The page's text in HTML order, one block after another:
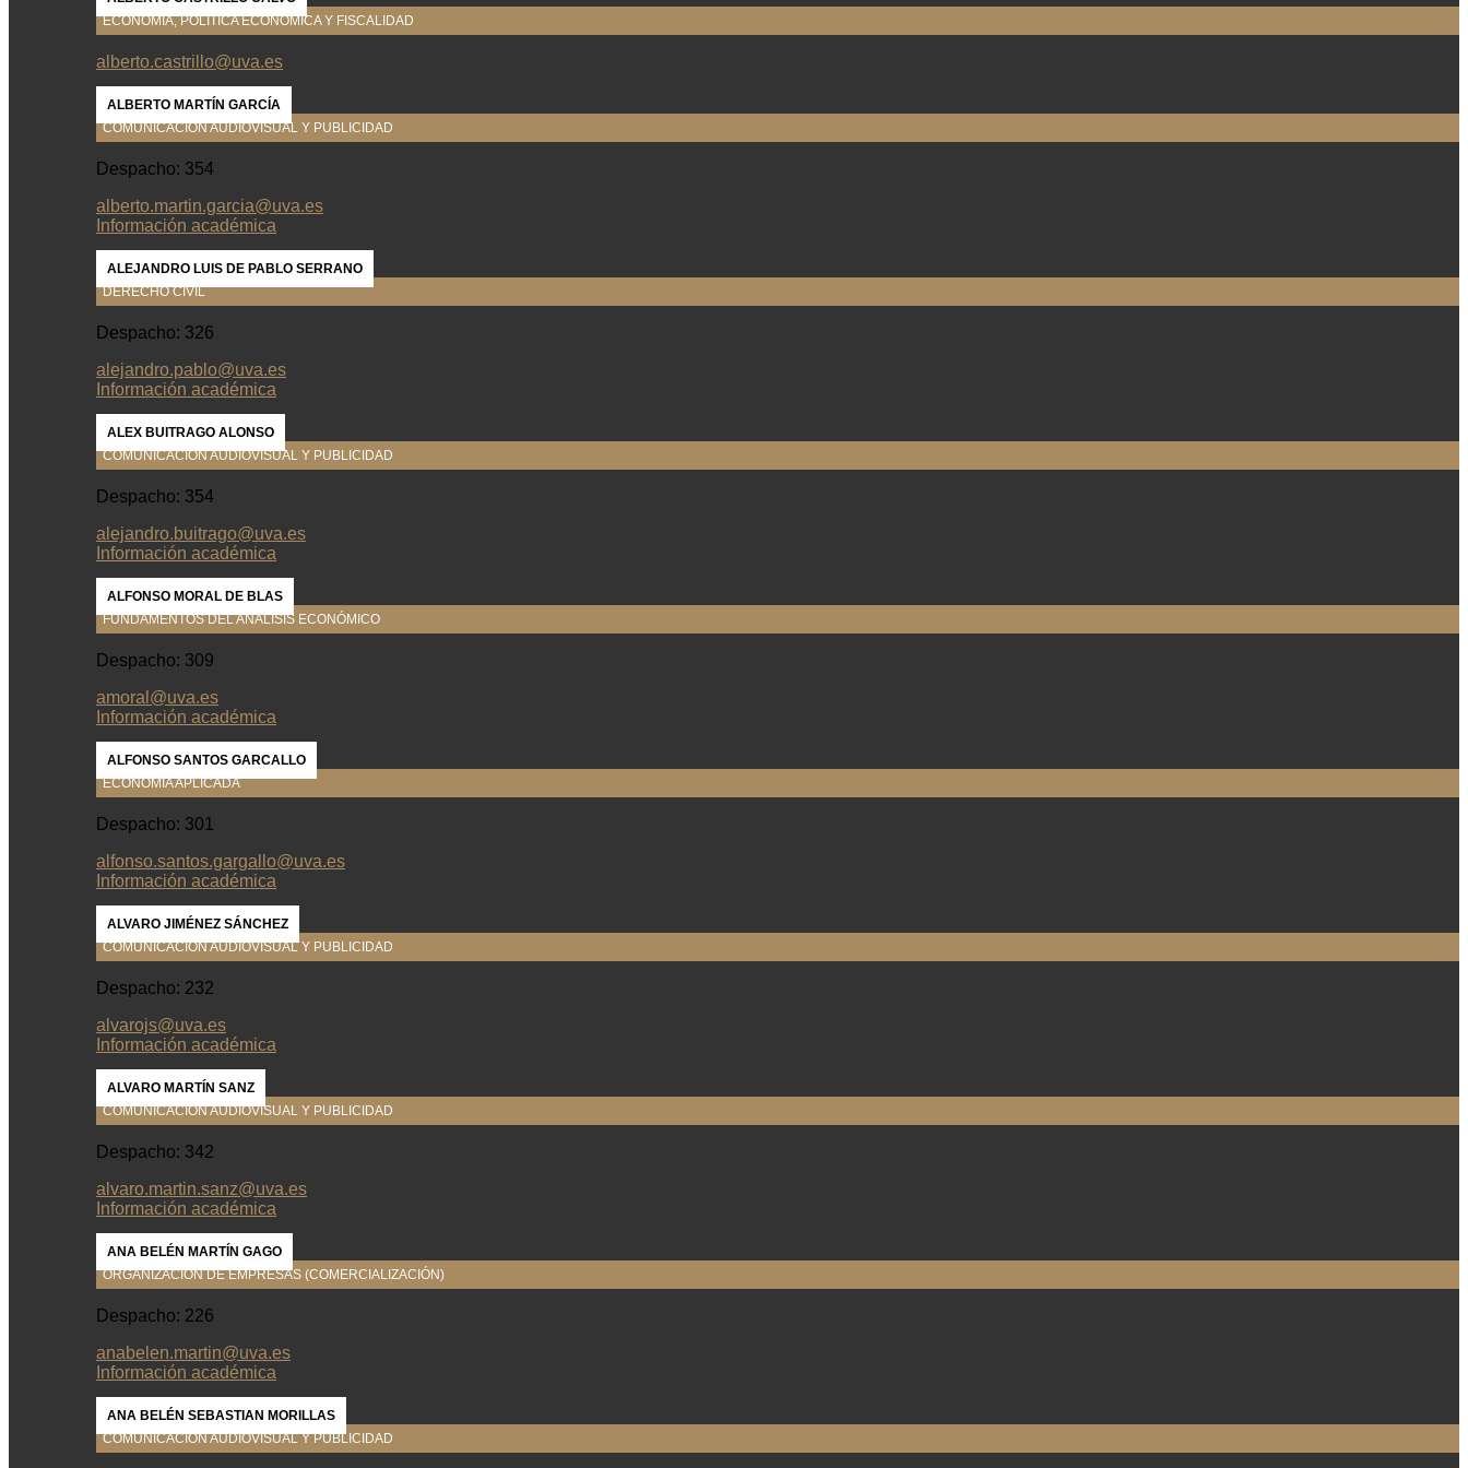
ECONOMÍA, POLÍTICA ECONÓMICA Y FISCALIDAD
alberto.castrillo@uva.es
ALBERTO MARTÍN GARCÍA
COMUNICACIÓN AUDIOVISUAL Y PUBLICIDAD
Despacho: 354
alberto.martin.garcia@uva.es
Información académica
ALEJANDRO LUIS DE PABLO SERRANO
DERECHO CIVIL
Despacho: 326
alejandro.pablo@uva.es
Información académica
ALEX BUITRAGO ALONSO
COMUNICACIÓN AUDIOVISUAL Y PUBLICIDAD
Despacho: 354
alejandro.buitrago@uva.es
Información académica
ALFONSO MORAL DE BLAS
FUNDAMENTOS DEL ANÁLISIS ECONÓMICO
Despacho: 309
amoral@uva.es
Información académica
ALFONSO SANTOS GARCALLO
ECONOMÍA APLICADA
Despacho: 301
alfonso.santos.gargallo@uva.es
Información académica
ALVARO JIMÉNEZ SÁNCHEZ
COMUNICACIÓN AUDIOVISUAL Y PUBLICIDAD
Despacho: 232
alvarojs@uva.es
Información académica
ALVARO MARTÍN SANZ
COMUNICACIÓN AUDIOVISUAL Y PUBLICIDAD
Despacho: 342
alvaro.martin.sanz@uva.es
Información académica
ANA BELÉN MARTÍN GAGO
ORGANIZACIÓN DE EMPRESAS (COMERCIALIZACIÓN)
Despacho: 226
anabelen.martin@uva.es
Información académica
ANA BELÉN SEBASTIAN MORILLAS
COMUNICACIÓN AUDIOVISUAL Y PUBLICIDAD